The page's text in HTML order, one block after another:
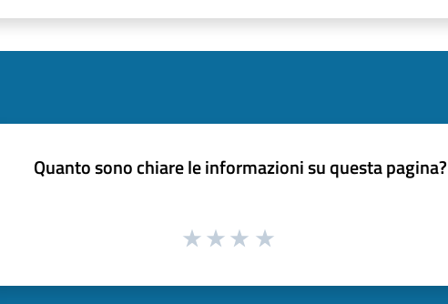
Quanto sono chiare le informazioni su questa pagina?